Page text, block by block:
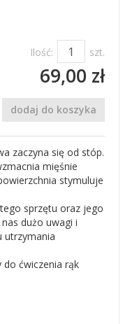
Ilość: szt.
69,00 zł
dodaj do koszyka
zaczyna się od stóp.
mięśnie
stymuluje
sprzętu oraz jego
dużo uwagi i
utrzymania
ćwiczenia rąk